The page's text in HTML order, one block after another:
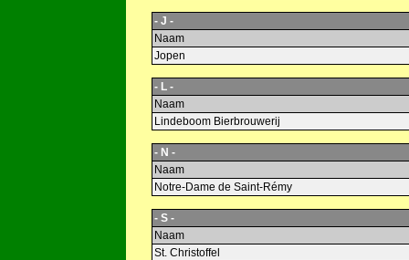
- J -
Naam
Jopen
- L -
Naam
Lindeboom Bierbrouwerij
- N -
Naam
Notre-Dame de Saint-Rémy
- S -
Naam
St. Christoffel